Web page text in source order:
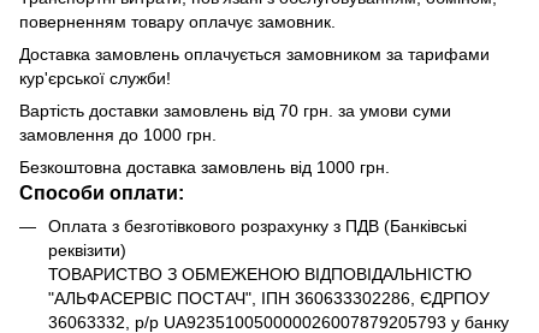
поверненням товару оплачує замовник.
Доставка замовлень оплачується замовником за тарифами
кур'єрської служби!
Вартість доставки замовлень від 70 грн. за умови суми
замовлення до 1000 грн.
Безкоштовна доставка замовлень від 1000 грн.
Способи оплати:
Оплата з безготівкового розрахунку з ПДВ (Банківські
реквізити)
ТОВАРИСТВО З ОБМЕЖЕНОЮ ВІДПОВІДАЛЬНІСТЮ
"АЛЬФАСЕРВІС ПОСТАЧ", ІПН 360633302286, ЄДРПОУ
36063332, р/р UA923510050000026007879205793 у банку